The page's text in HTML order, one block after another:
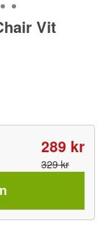
Vit
289 kr
329 kr